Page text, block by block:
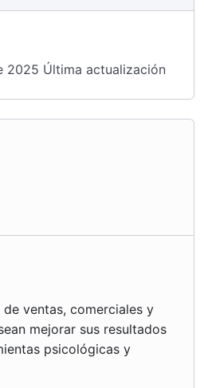
2025 Última actualización
de ventas, comerciales y
mejorar sus resultados
psicológicas y